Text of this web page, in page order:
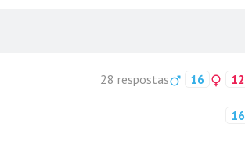
28 respostas 16 12
16